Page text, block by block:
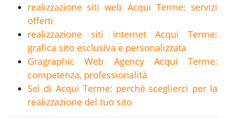
realizzazione siti web Acqui Terme: servizi
offerti
realizzazione siti internet Acqui Terme:
grafica sito esclusiva e personalizzata
Gragraphic Web Agency Acqui Terme:
competenza, professionalità
Sei di Acqui Terme: perchè sceglierci per la
realizzazione del tuo sito